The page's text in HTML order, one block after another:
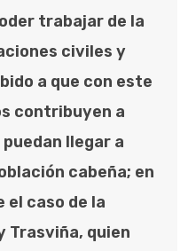
trabajar de la
civiles y
a que con este
contribuyen a
llegar a
cabeña; en
el caso de la
Trasviña, quien